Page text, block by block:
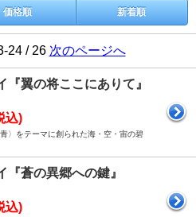
価格順 新着順
24 / 26 次のページへ
『翼の将ここにありて』
込)
青〉をテーマに創られた海・空・宙の碧
『蒼の異郷への鍵』
込)